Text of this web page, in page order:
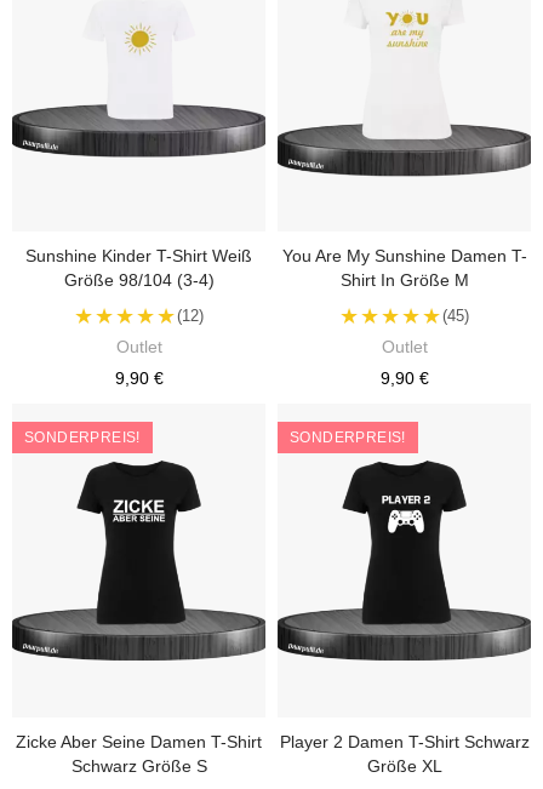
Sunshine Kinder T-Shirt Weiß
Größe 98/104 (3-4)
★★★★★(12)
Outlet
9,90 €
You Are My Sunshine Damen T-
Shirt In Größe M
★★★★★(45)
Outlet
9,90 €
SONDERPREIS!
Zicke Aber Seine Damen T-Shirt
Schwarz Größe S
SONDERPREIS!
Player 2 Damen T-Shirt Schwarz
Größe XL